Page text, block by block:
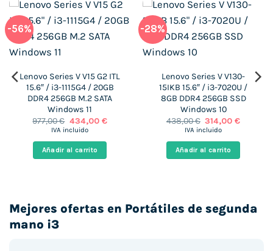
-56%
Lenovo Series V V15 G2 ITL
15.6″ / i3-1115G4 / 20GB
DDR4 256GB M.2 SATA
Windows 11
977,00€ El
precio
era:
977,00 €.
434,00 €El
es:
IVA incluido
Añadir al carrito
-28%
Lenovo Series V V130-
15IKB 15.6″ / i3-7020U /
8GB DDR4 256GB SSD
Windows 10
438,00€ El
precio
era:
438,00 €.
314,00€El
es:
IVA incluido
Añadir al carrito
Mejores ofertas en Portátiles de segunda
mano i3